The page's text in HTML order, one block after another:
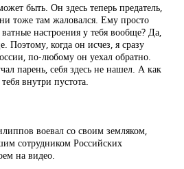
быть. Он здесь теперь предатель,
тоже там жаловался. Ему просто
настроения у тебя вообще? Да,
Поэтому, когда он исчез, я сразу
по-любому он уехал обратно.
парень, себя здесь не нашел. А как
внутри пустота.
воевал со своим земляком,
сотрудником Российских
на видео.